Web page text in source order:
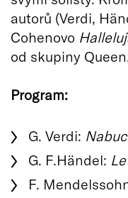
autorů (Verdi,
Cohenovo
od skupiny Queen.
Program:
G. Verdi:
G. F.Händel:
F.